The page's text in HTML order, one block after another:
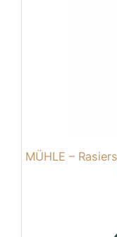
MÜHLE –